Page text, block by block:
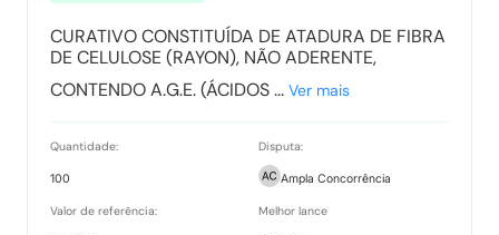
CURATIVO CONSTITUÍDA DE ATADURA DE FIBRA
DE CELULOSE (RAYON), NÃO ADERENTE,
CONTENDO A.G.E. (ÁCIDOS ... Ver mais
Quantidade:
100
Disputa:
Ampla Concorrência
Valor de referência: Melhor lance